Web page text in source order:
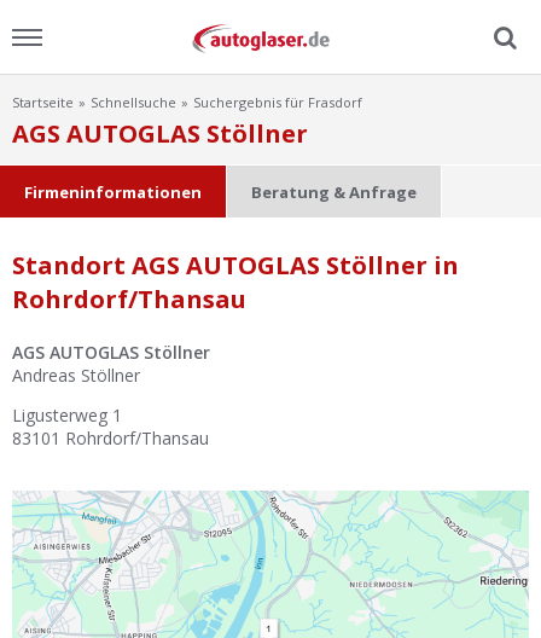
Menu
Home
Ratgeber
Scheibensuche
FAQ
Lexikon
Ist Ihre Werkstatt schon dabei?
Kostenlos eintragen
Startseite Schnellsuche Suchergebnis für Frasdorf
AGS AUTOGLAS Stöllner
Firmeninformationen Beratung & Anfrage
Standort AGS AUTOGLAS Stöllner in
Rohrdorf/Thansau
AGS AUTOGLAS Stöllner
Andreas Stöllner
Ligusterweg 1
83101 Rohrdorf/Thansau